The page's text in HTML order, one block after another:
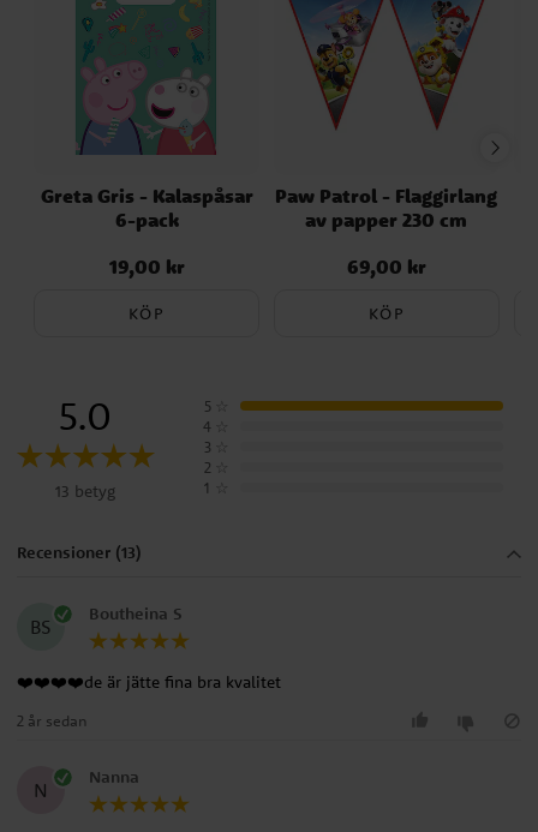
Greta Gris - Kalaspåsar
6-pack
Pris:19,00 kr
19,00 kr
KÖP
Paw Patrol - Flaggirlang
av papper 230 cm
Pris:69,00 kr
69,00 kr
KÖP
5.0
13 betyg
5
4
3
2
1
Recensioner (13)
BS
Boutheina S
❤️❤️❤️❤️de är jätte fina bra kvalitet
2 år sedan
N
Nanna